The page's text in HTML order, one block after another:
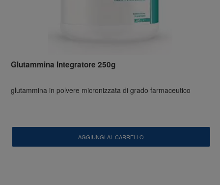
Glutammina Integratore 250g
glutammina in polvere micronizzata di grado farmaceutico
AGGIUNGI AL CARRELLO